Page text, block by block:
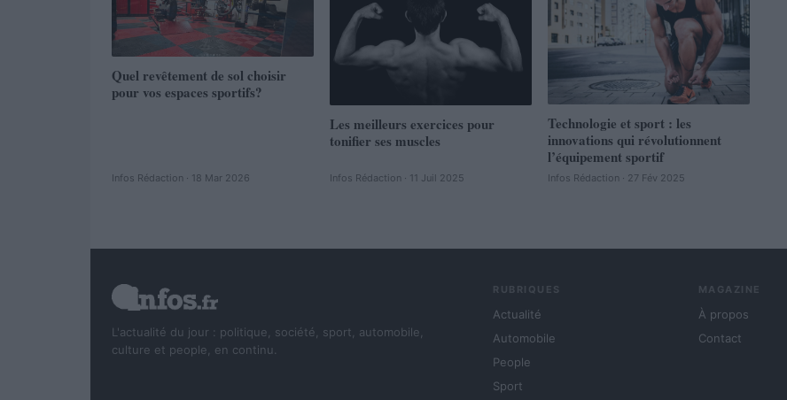
Quel revêtement de sol choisir
pour vos espaces sportifs?
Infos Rédaction · 18 Mar 2026
Les meilleurs exercices pour
tonifier ses muscles
Infos Rédaction · 11 Juil 2025
Technologie et sport : les
innovations qui révolutionnent
l’équipement sportif
Infos Rédaction · 27 Fév 2025
L'actualité du jour : politique, société, sport, automobile,
culture et people, en continu.
RUBRIQUES
Actualité
Automobile
People
Sport
MAGAZINE
À propos
Contact